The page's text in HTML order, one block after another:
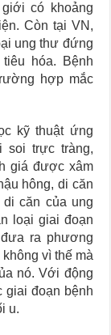
có khoảng
Còn tại VN,
ung thư đứng
hóa. Bệnh
hợp mắc
kỹ thuật ứng
soi trực tràng,
giá được xâm
hông, di căn
căn của ung
loại giai đoạn
ra phương
vì thế mà
nó. Với động
giai đoạn bệnh
u.